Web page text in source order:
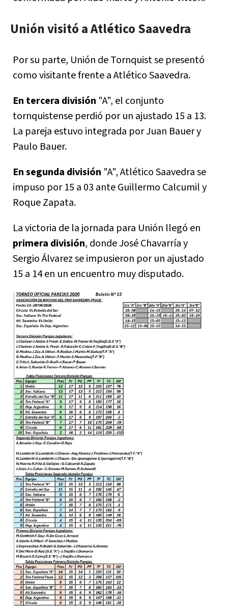
Unión visitó a Atlético Saavedra
Por su parte, Unión de Tornquist se presentó
como visitante frente a Atlético Saavedra.
En tercera división "A", el conjunto
tornquistense perdió por un ajustado 15 a 13.
La pareja estuvo integrada por Juan Bauer y
Paulo Bauer.
En segunda división "A", Atlético Saavedra se
impuso por 15 a 03 ante Guillermo Calcumil y
Roque Zapata.
La victoria de la jornada para Unión llegó en
primera división, donde José Chavarría y
Sergio Álvarez se impusieron por un ajustado
15 a 14 en un encuentro muy disputado.